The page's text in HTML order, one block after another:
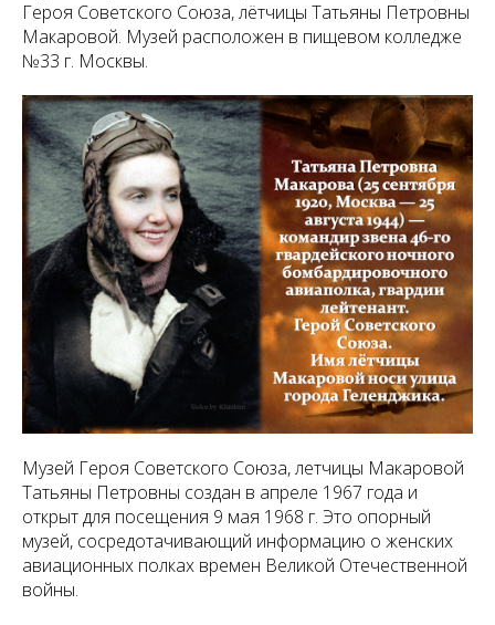
Героя Советского Союза, лётчицы Татьяны Петровны
Макаровой. Музей расположен в пищевом колледже
№33 г. Москвы.
Музей Героя Советского Союза, летчицы Макаровой
Татьяны Петровны создан в апреле 1967 года и
открыт для посещения 9 мая 1968 г. Это опорный
музей, сосредотачивающий информацию о женских
авиационных полках времен Великой Отечественной
войны.